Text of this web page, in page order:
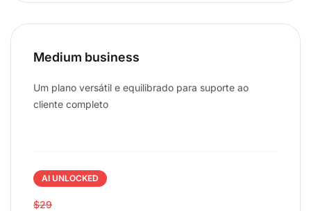
Medium business
Um plano versátil e equilibrado para suporte ao
cliente completo
AI UNLOCKED
$29